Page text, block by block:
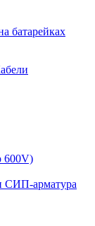
батарейках
600V)
СИП-арматура